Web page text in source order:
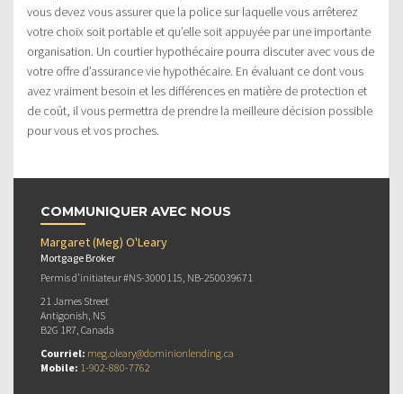
vous devez vous assurer que la police sur laquelle vous arrêterez
votre choix soit portable et qu’elle soit appuyée par une importante
organisation. Un courtier hypothécaire pourra discuter avec vous de
votre offre d’assurance vie hypothécaire. En évaluant ce dont vous
avez vraiment besoin et les différences en matière de protection et
de coût, il vous permettra de prendre la meilleure décision possible
pour vous et vos proches.
COMMUNIQUER AVEC NOUS
Margaret (Meg) O'Leary
Mortgage Broker
Permis d’initiateur #NS-3000115, NB-250039671
21 James Street
Antigonish, NS
B2G 1R7, Canada
Courriel: meg.oleary@dominionlending.ca
Mobile: 1-902-880-7762